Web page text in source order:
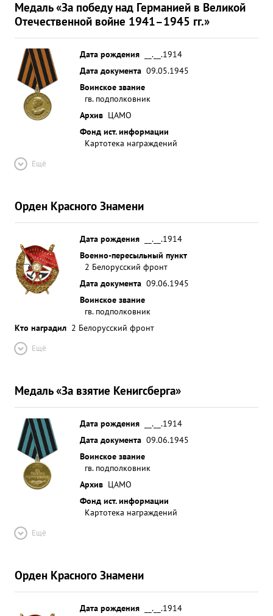
Медаль «За победу над Германией в Великой
Отечественной войне 1941–1945 гг.»
Дата рождения
__.__.1914
Дата документа 09.05.1945
Воинское звание
гв. подполковник
Архив ЦАМО
Фонд ист. информации
Картотека награждений
Ещё
Орден Красного Знамени
Дата рождения
__.__.1914
Военно-пересыльный пункт
2 Белорусский фронт
Дата документа 09.06.1945
Воинское звание
гв. подполковник
Кто наградил 2 Белорусский фронт
Ещё
Медаль «За взятие Кенигсберга»
Дата рождения
__.__.1914
Дата документа 09.06.1945
Воинское звание
гв. подполковник
Архив ЦАМО
Фонд ист. информации
Картотека награждений
Ещё
Орден Красного Знамени
Дата рождения
__.__.1914